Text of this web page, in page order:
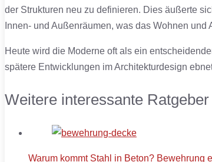
der Strukturen neu zu definieren. Dies äußerte
Innen- und Außenräumen, was das Wohnen
Heute wird die Moderne oft als ein
spätere Entwicklungen im Architekturdesign
Weitere interessante
Warum kommt Stahl in Beton? Bewehrung